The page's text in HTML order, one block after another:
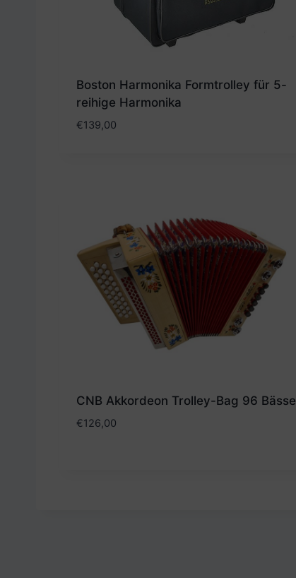
Boston Harmonika Formtrolley für 5-
reihige Harmonika
€139,00
CNB Akkordeon Trolley-Bag 96 Bässe
€126,00